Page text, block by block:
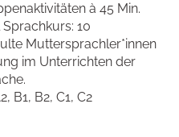
à 45 Min.
10
Muttersprachler*innen
im Unterrichten der
B1, B2, C1, C2